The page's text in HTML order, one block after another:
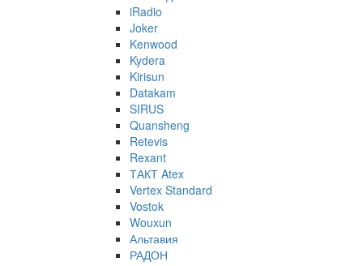
iRadio
Joker
Kenwood
Kydera
Kirisun
Datakam
SIRUS
Quansheng
Retevis
Rexant
ТАКТ Atex
Vertex Standard
Vostok
Wouxun
Альтавия
РАДОН